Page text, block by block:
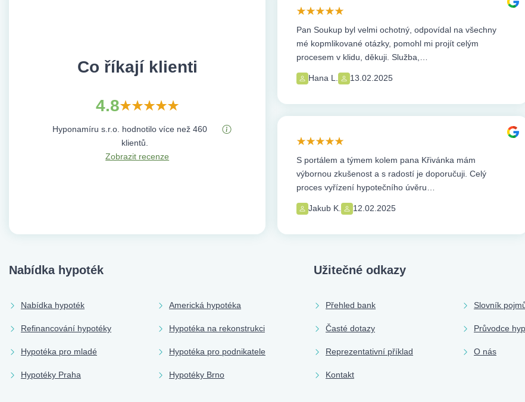
Co říkají klienti
4.8
Hyponamíru s.r.o. hodnotilo více než 460
klientů.
Zobrazit recenze
Pan Soukup byl velmi ochotný, odpovídal na všechny
mé kopmlikované otázky, pomohl mi projít celým
procesem v klidu, děkuji. Služba,…
Hana L. 13.02.2025
S portálem a týmem kolem pana Křivánka mám
výbornou zkušenost a s radostí je doporučuji. Celý
proces vyřízení hypotečního úvěru…
Jakub K. 12.02.2025
Nabídka hypoték
Nabídka hypoték Americká hypotéka
Refinancování hypotéky Hypotéka na rekonstrukci
Hypotéka pro mladé Hypotéka pro podnikatele
Hypotéky Praha Hypotéky Brno
Užitečné odkazy
Přehled bank Slovník
Časté dotazy Průvodce
Reprezentativní příklad O nás
Kontakt